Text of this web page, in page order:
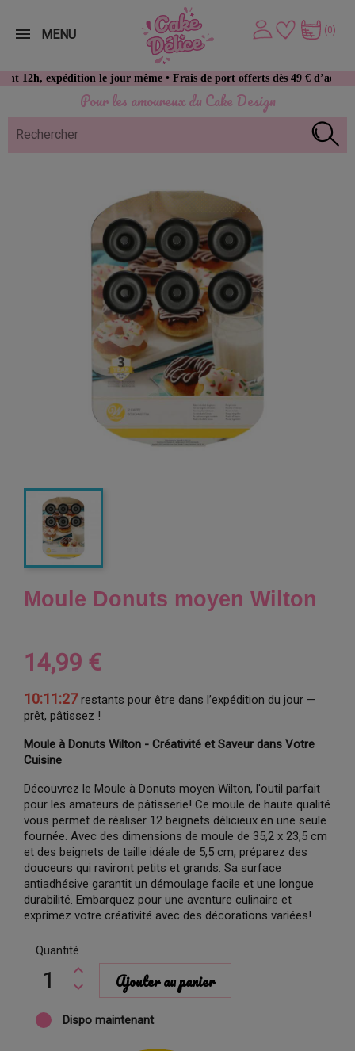
Pour les amoureux du Cake Design
expédition le jour même • Frais de port offerts dès 49 € d’achat
(0)
MENU
Moule Donuts moyen Wilton
14,99 €
10:11:26restants pour être dans l’expédition du jour —
prêt, pâtissez !
Moule à Donuts Wilton - Créativité et Saveur dans Votre
Cuisine
Découvrez le Moule à Donuts moyen Wilton, l'outil parfait
pour les amateurs de pâtisserie! Ce moule de haute qualité
vous permet de réaliser 12 beignets délicieux en une seule
fournée. Avec des dimensions de moule de 35,2 x 23,5 cm
et des beignets de taille idéale de 5,5 cm, préparez des
douceurs qui raviront petits et grands. Sa surface
antiadhésive garantit un démoulage facile et une longue
durabilité. Embarquez pour une aventure culinaire et
exprimez votre créativité avec des décorations variées!
Quantité
Ajouter au panier
Dispo maintenant